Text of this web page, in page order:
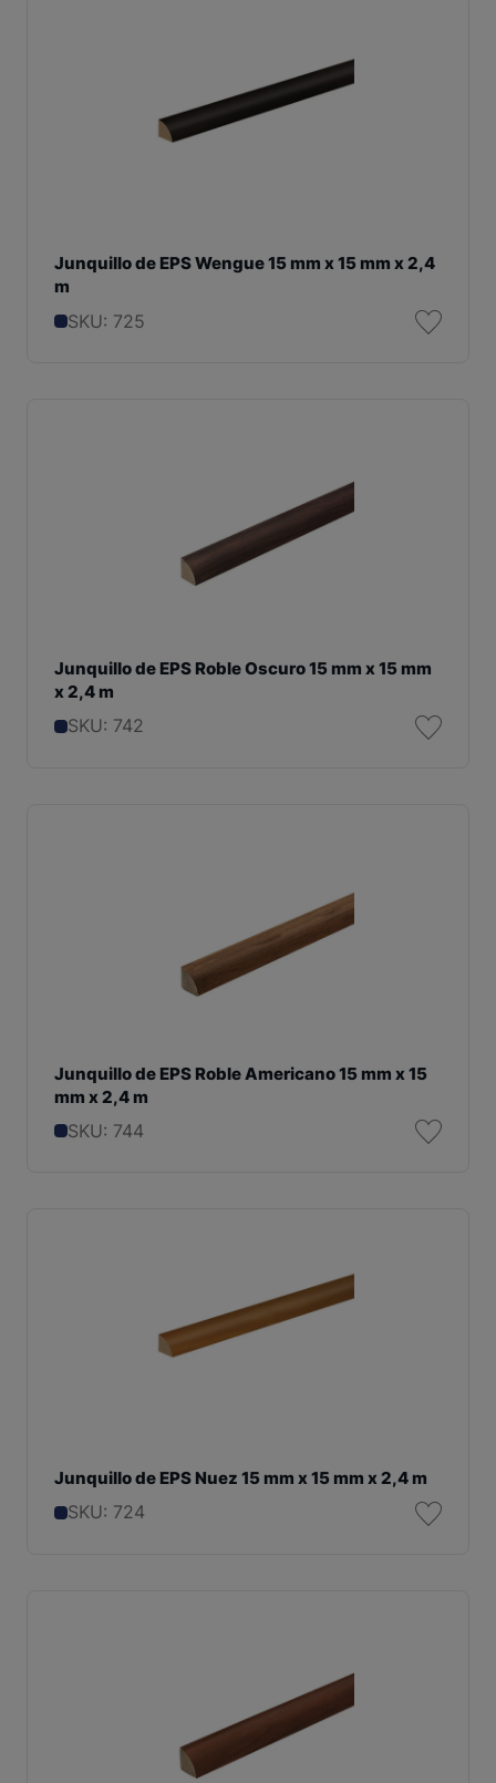
Junquillo de EPS Wengue 15 mm x 15 mm x 2,4
m
SKU: 725
Junquillo de EPS Roble Oscuro 15 mm x 15 mm
x 2,4 m
SKU: 742
Junquillo de EPS Roble Americano 15 mm x 15
mm x 2,4 m
SKU: 744
Junquillo de EPS Nuez 15 mm x 15 mm x 2,4 m
SKU: 724